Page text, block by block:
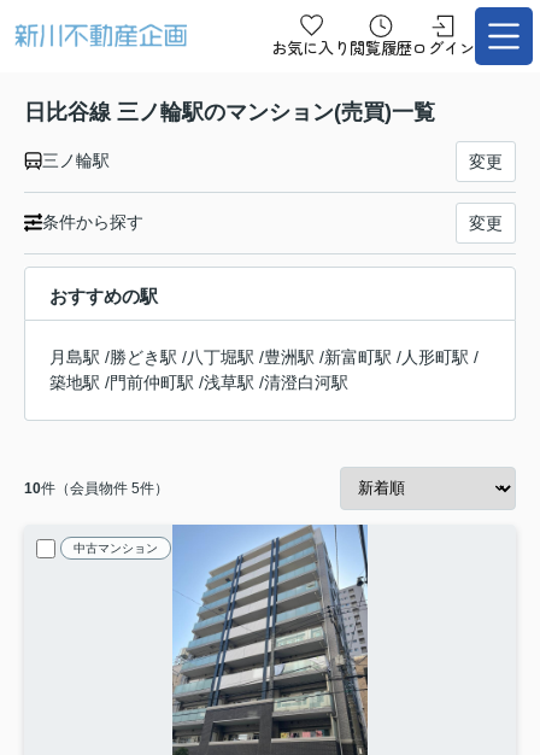
お気に入り 閲覧履歴ログイン
日比谷線 三ノ輪駅のマンション(売買)一覧
三ノ輪駅 変更
条件から探す 変更
おすすめの駅
月島駅 /勝どき駅 /八丁堀駅 /豊洲駅 /新富町駅 /人形町駅 /
築地駅 /門前仲町駅 /浅草駅 /清澄白河駅
10件（会員物件 5件）
中古マンション